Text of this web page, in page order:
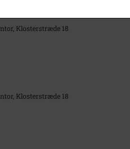
Klosterstræde 18
Klosterstræde 18